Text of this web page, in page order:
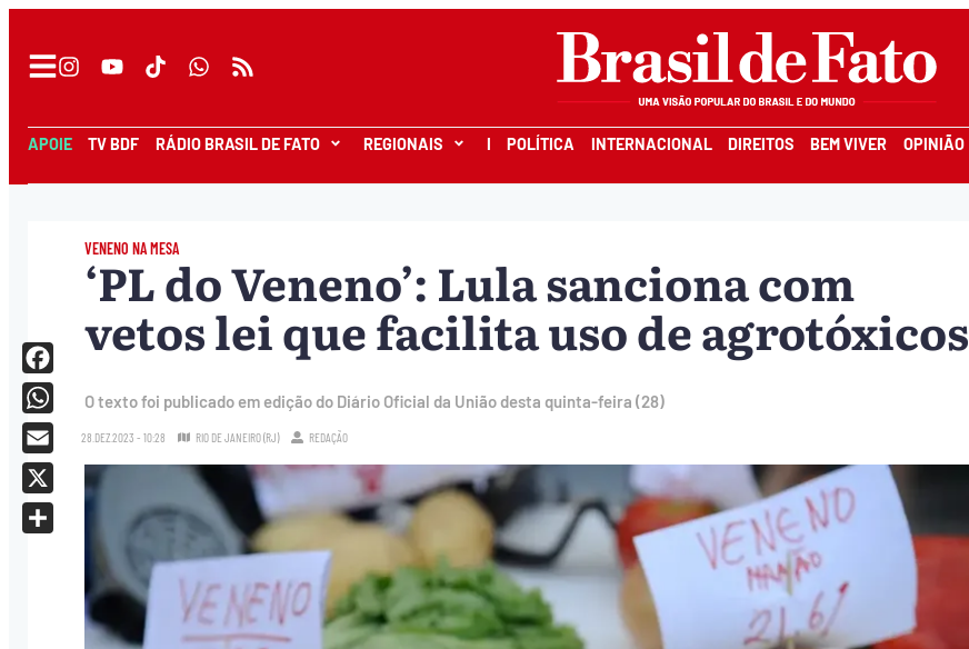
APOIE TV BDF RÁDIO BRASIL DE FATO REGIONAIS I POLÍTICA INTERNACIONAL DIREITOS BEM VIVER OPINIÃO
VENENO NA MESA
‘PL do Veneno’: Lula sanciona com
vetos lei que facilita uso de agrotóxicos
O texto foi publicado em edição do Diário Oficial da União desta quinta-feira (28)
28.DEZ.2023 - 10:28 RIO DE JANEIRO (RJ) REDAÇÃO
Facebook
WhatsApp
Email
X